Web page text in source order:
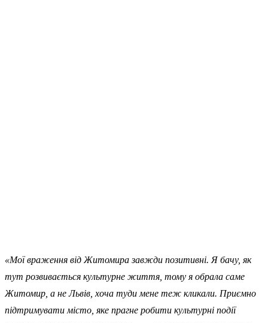
«Мої враження від Житомира завжди позитивні. Я бачу, як
тут розвивається культурне життя, тому я обрала саме
Житомир, а не Львів, хоча туди мене теж кликали. Приємно
підтримувати місто, яке прагне робити культурні події